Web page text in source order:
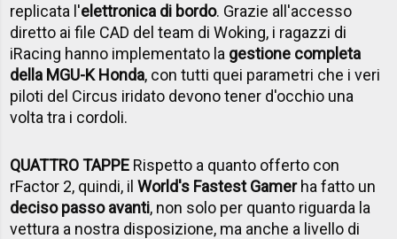
replicata l'elettronica di bordo. Grazie all'accesso
diretto ai file CAD del team di Woking, i ragazzi di
iRacing hanno implementato la gestione completa
della MGU-K Honda, con tutti quei parametri che i veri
piloti del Circus iridato devono tener d'occhio una
volta tra i cordoli.
QUATTRO TAPPE Rispetto a quanto offerto con
rFactor 2, quindi, ilWorld's Fastest Gamerha fatto un
deciso passo avanti, non solo per quanto riguarda la
vettura a nostra disposizione, ma anche a livello di